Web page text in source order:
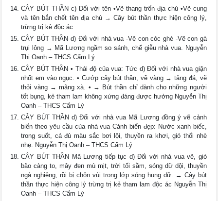
CÂY BÚT THẦN c) Đối với tên •Vẽ thang trốn địa chủ •Vẽ cung
và tên bắn chết tên địa chủ → Cây bút thần thực hiện công lý,
trừng trị kẻ độc ác
CÂY BÚT THẦN d) Đối với nhà vua -Vẽ con cóc ghẻ -Vẽ con gà
trụi lông → Mã Lương ngầm so sánh, chế giễu nhà vua. Nguyễn
Thị Oanh – THCS Cẩm Lý
CÂY BÚT THẦN • Thái độ của vua: Tức d) Đối với nhà vua giận
nhốt em vào ngục. • Cướp cây bút thần, vẽ vàng → tảng đá, vẽ
thỏi vàng → mãng xà. • → Bút thần chỉ dành cho những người
tốt bụng, kẻ tham lam không xứng đáng được hưởng Nguyễn Thị
Oanh – THCS Cẩm Lý
CÂY BÚT THẦN d) Đối với nhà vua Mã Lương đồng ý vẽ cảnh
biển theo yêu cầu của nhà vua Cảnh biển đẹp: Nước xanh biếc,
trong suốt, cá đủ màu sắc bơi lội, thuyền ra khơi, gió thổi nhè
nhẹ. Nguyễn Thị Oanh – THCS Cẩm Lý
CÂY BÚT THẦN Mã Lương tiếp tục d) Đối với nhà vua vẽ, gió
bão càng to, mây đen mù mịt, trời tối sầm, sóng dữ dội, thuyền
ngả nghiêng, rồi bị chôn vùi trong lớp sóng hung dữ. → Cây bút
thần thực hiện công lý trừng trị kẻ tham lam độc ác Nguyễn Thị
Oanh – THCS Cẩm Lý